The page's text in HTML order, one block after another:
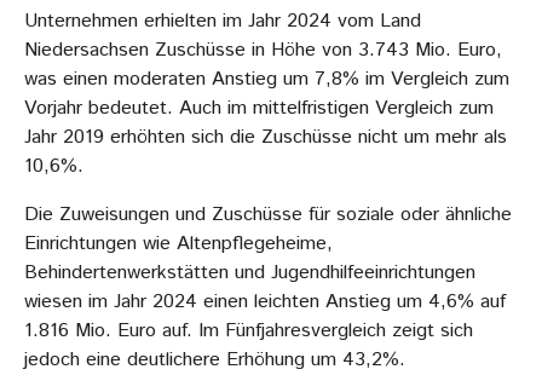
Unternehmen erhielten im Jahr 2024 vom Land
Niedersachsen Zuschüsse in Höhe von 3.743 Mio. Euro,
was einen moderaten Anstieg um 7,8% im Vergleich zum
Vorjahr bedeutet. Auch im mittelfristigen Vergleich zum
Jahr 2019 erhöhten sich die Zuschüsse nicht um mehr als
10,6%.
Die Zuweisungen und Zuschüsse für soziale oder ähnliche
Einrichtungen wie Altenpflegeheime,
Behindertenwerkstätten und Jugendhilfeeinrichtungen
wiesen im Jahr 2024 einen leichten Anstieg um 4,6% auf
1.816 Mio. Euro auf. Im Fünfjahresvergleich zeigt sich
jedoch eine deutlichere Erhöhung um 43,2%.